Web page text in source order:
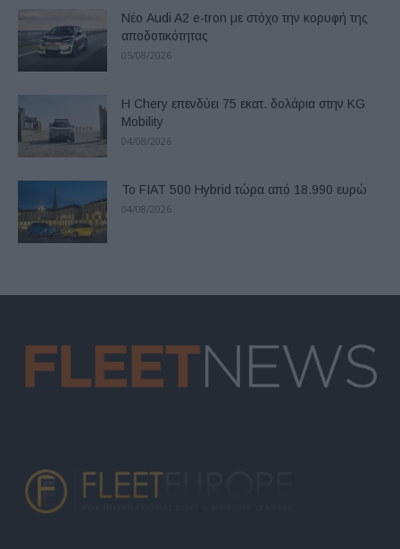
Νέο Audi A2 e-tron με στόχο την κορυφή της
αποδοτικότητας
05/08/2026
Η Chery επενδύει 75 εκατ. δολάρια στην KG
Mobility
04/08/2026
Το FIAT 500 Hybrid τώρα από 18.990 ευρώ
04/08/2026